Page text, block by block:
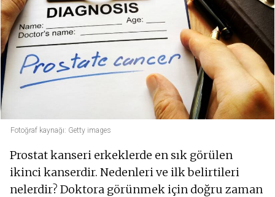
Fotoğraf kaynağı: Getty images
Prostat kanseri erkeklerde en sık görülen
ikinci kanserdir. Nedenleri ve ilk belirtileri
nelerdir? Doktora görünmek için doğru zaman